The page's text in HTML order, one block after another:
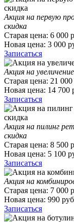
Акция на первую
скидка
Старая цена: 6 000
Новая цена: 3 000
Записаться
Акция на
Старая цена: 21 000
Новая цена: 14 700
Записаться
Акция на пилинг
скидка
Старая цена: 8 500
Новая цена: 5 100
Записаться
Акция на
Старая цена: 7 000
Новая цена: 990
Записаться